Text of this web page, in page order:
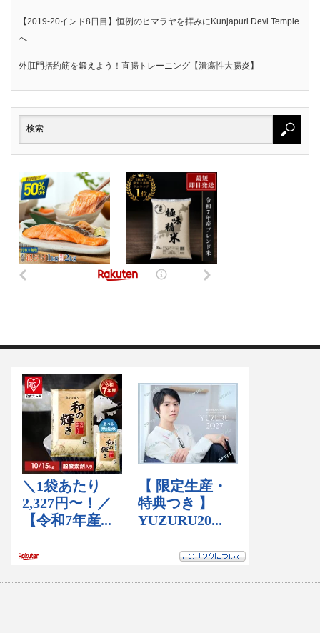
【2019-20インド8日目】恒例のヒマラヤを拝みにKunjapuri Devi Temple
へ
外肛門括約筋を鍛えよう！直腸トレーニング【潰瘍性大腸炎】